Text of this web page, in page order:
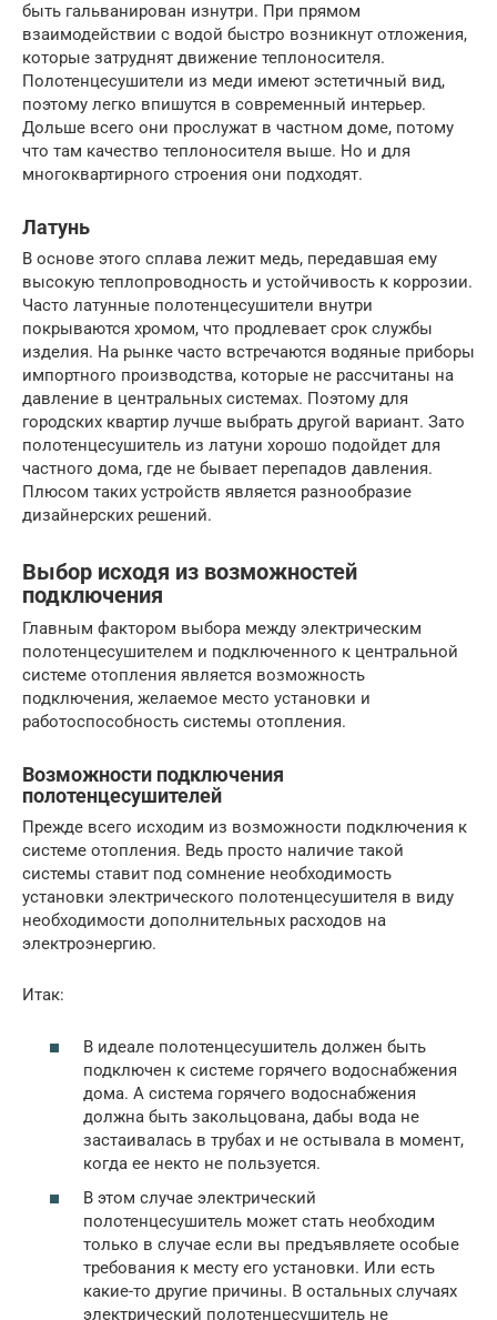
быть гальванирован изнутри. При прямом
взаимодействии с водой быстро возникнут отложения,
которые затруднят движение теплоносителя.
Полотенцесушители из меди имеют эстетичный вид,
поэтому легко впишутся в современный интерьер.
Дольше всего они прослужат в частном доме, потому
что там качество теплоносителя выше. Но и для
многоквартирного строения они подходят.
Латунь
В основе этого сплава лежит медь, передавшая ему
высокую теплопроводность и устойчивость к коррозии.
Часто латунные полотенцесушители внутри
покрываются хромом, что продлевает срок службы
изделия. На рынке часто встречаются водяные приборы
импортного производства, которые не рассчитаны на
давление в центральных системах. Поэтому для
городских квартир лучше выбрать другой вариант. Зато
полотенцесушитель из латуни хорошо подойдет для
частного дома, где не бывает перепадов давления.
Плюсом таких устройств является разнообразие
дизайнерских решений.
Выбор исходя из возможностей
подключения
Главным фактором выбора между электрическим
полотенцесушителем и подключенного к центральной
системе отопления является возможность
подключения, желаемое место установки и
работоспособность системы отопления.
Возможности подключения
полотенцесушителей
Прежде всего исходим из возможности подключения к
системе отопления. Ведь просто наличие такой
системы ставит под сомнение необходимость
установки электрического полотенцесушителя в виду
необходимости дополнительных расходов на
электроэнергию.
Итак:
В идеале полотенцесушитель должен быть
подключен к системе горячего водоснабжения
дома. А система горячего водоснабжения
должна быть закольцована, дабы вода не
застаивалась в трубах и не остывала в момент,
когда ее некто не пользуется.
В этом случае электрический
полотенцесушитель может стать необходим
только в случае если вы предъявляете особые
требования к месту его установки. Или есть
какие-то другие причины. В остальных случаях
электрический полотенцесушитель не